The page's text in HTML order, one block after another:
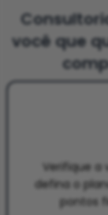
você que
Verifique a
defina o
pontos